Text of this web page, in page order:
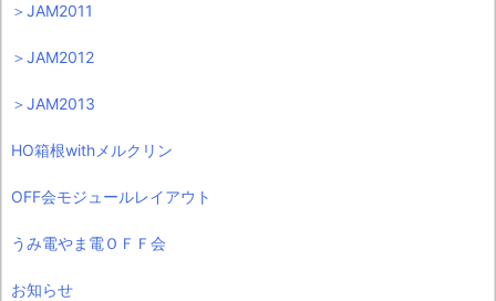
＞JAM2011
＞JAM2012
＞JAM2013
HO箱根withメルクリン
OFF会モジュールレイアウト
うみ電やま電ＯＦＦ会
お知らせ